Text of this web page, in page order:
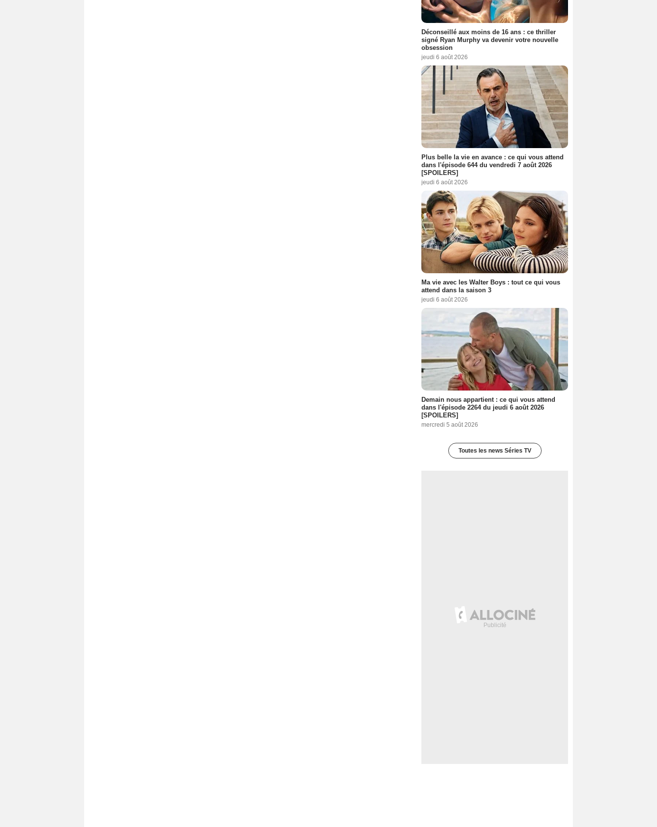
Déconseillé aux moins de 16 ans : ce thriller
signé Ryan Murphy va devenir votre nouvelle
obsession
jeudi 6 août 2026
Plus belle la vie en avance : ce qui vous attend
dans l'épisode 644 du vendredi 7 août 2026
[SPOILERS]
jeudi 6 août 2026
Ma vie avec les Walter Boys : tout ce qui vous
attend dans la saison 3
jeudi 6 août 2026
Demain nous appartient : ce qui vous attend
dans l'épisode 2264 du jeudi 6 août 2026
[SPOILERS]
mercredi 5 août 2026
Toutes les news Séries TV